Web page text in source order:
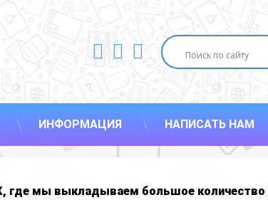
ВКонтакте
YouTube
E-mail
ИНФОРМАЦИЯ НАПИСАТЬ НАМ
, где мы выкладываем большое количество